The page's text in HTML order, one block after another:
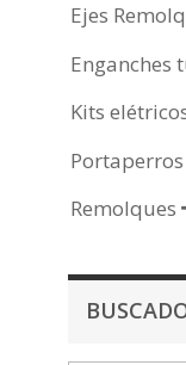
Ejes
Enganches
Kits
Remolques